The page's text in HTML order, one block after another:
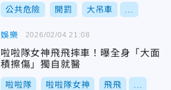
公共危險 開罰 大吊車
娛樂
啦啦隊女神飛飛摔車！曝全身「大面
積擦傷」獨自就醫
啦啦隊 啦啦隊女神 飛飛
2026/02/04 21:08